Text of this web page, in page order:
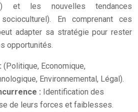
et les nouvelles tendances
En comprenant ces
adapter sa stratégie pour rester
opportunités.
(Politique, Economique,
Environnemental, Légal).
: Identification des
de leurs forces et faiblesses.